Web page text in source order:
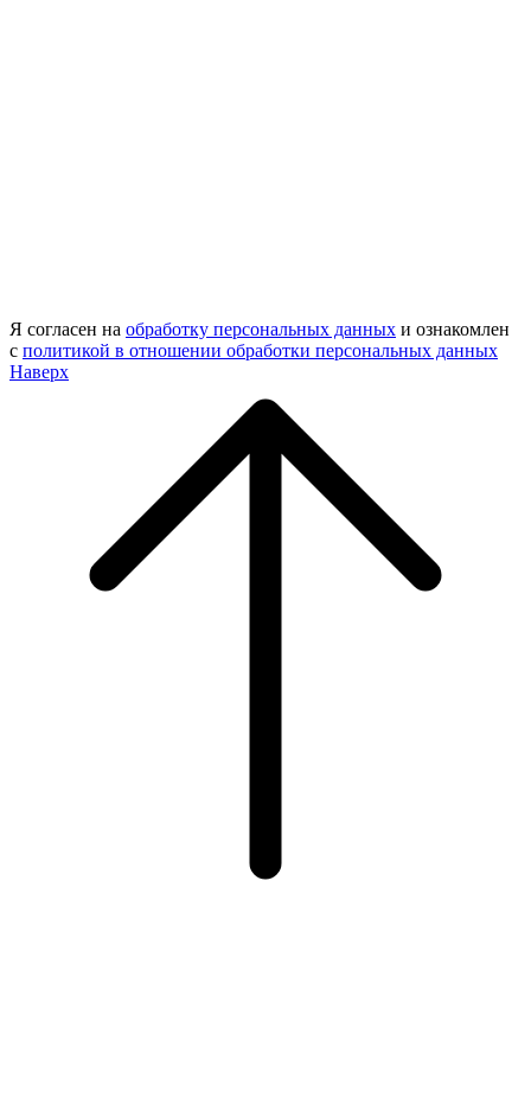
Я согласен на обработку персональных данных и ознакомлен
с политикой в отношении обработки персональных данных
Наверх